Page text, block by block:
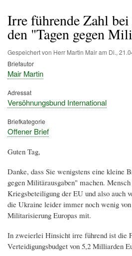
Irre führende Zahl
den "Tagen gegen
Gespeichert von Herr Martin Mairam Di.,
Briefautor
Mair Martin
Adressat
Versöhnungsbund International
Briefkategorie
Offener Brief
Guten Tag,
Danke, dass Sie wenigstens eine kleine
gegen Militärausgaben" machen.
Kriegsbeteiligung der EU und also auch
die Ukraine leider immer noch wenig
Militarisierung Europas mit.
In zweierlei Hinsicht irre führend ist die
Verteidigungsbudget von 5,2 Milliarden